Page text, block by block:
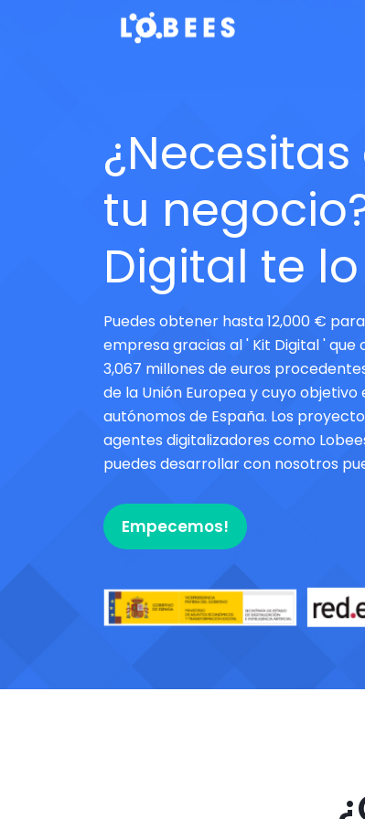
tu
Digital te
Puedes obtener hasta 12,000 €
empresa gracias al ' Kit Digital '
3,067 millones de euros
de la Unión Europea y cuyo objetivo
autónomos de España. Los
agentes digitalizadores como
puedes desarrollar con nosotros
Empecemos!